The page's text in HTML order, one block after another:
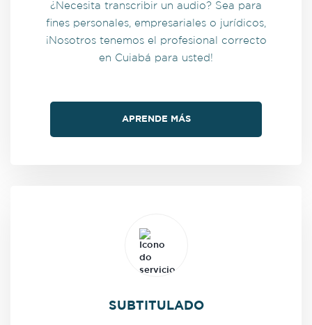
¿Necesita transcribir un audio? Sea para
fines personales, empresariales o jurídicos,
¡Nosotros tenemos el profesional correcto
en Cuiabá para usted!
APRENDE MÁS
SUBTITULADO